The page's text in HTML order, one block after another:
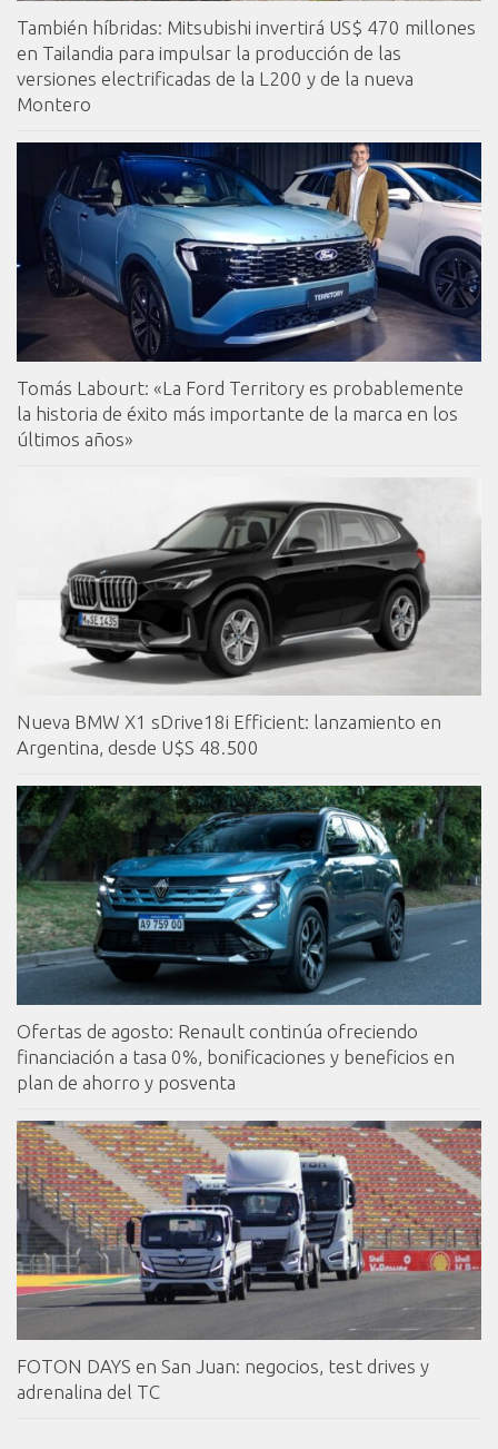
También híbridas: Mitsubishi invertirá US$ 470 millones
en Tailandia para impulsar la producción de las
versiones electrificadas de la L200 y de la nueva
Montero
Tomás Labourt: «La Ford Territory es probablemente
la historia de éxito más importante de la marca en los
últimos años»
Nueva BMW X1 sDrive18i Efficient: lanzamiento en
Argentina, desde U$S 48.500
Ofertas de agosto: Renault continúa ofreciendo
financiación a tasa 0%, bonificaciones y beneficios en
plan de ahorro y posventa
FOTON DAYS en San Juan: negocios, test drives y
adrenalina del TC